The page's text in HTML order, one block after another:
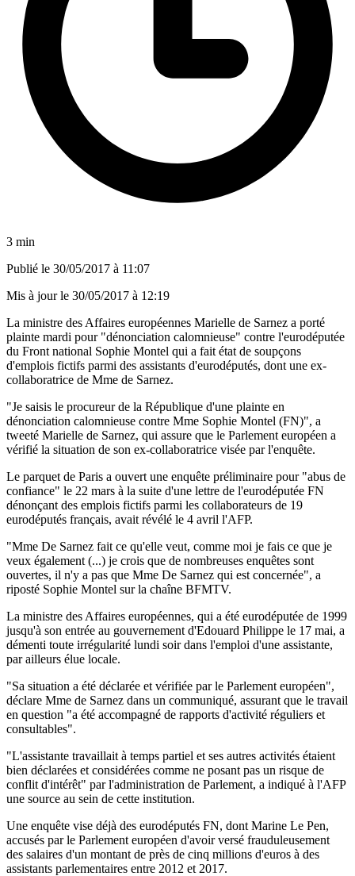
3 min
Publié le 30/05/2017 à 11:07
Mis à jour le 30/05/2017 à 12:19
La ministre des Affaires européennes Marielle de Sarnez a porté
plainte mardi pour "dénonciation calomnieuse" contre l'eurodéputée
du Front national Sophie Montel qui a fait état de soupçons
d'emplois fictifs parmi des assistants d'eurodéputés, dont une ex-
collaboratrice de Mme de Sarnez.
"Je saisis le procureur de la République d'une plainte en
dénonciation calomnieuse contre Mme Sophie Montel (FN)", a
tweeté Marielle de Sarnez, qui assure que le Parlement européen a
vérifié la situation de son ex-collaboratrice visée par l'enquête.
Le parquet de Paris a ouvert une enquête préliminaire pour "abus de
confiance" le 22 mars à la suite d'une lettre de l'eurodéputée FN
dénonçant des emplois fictifs parmi les collaborateurs de 19
eurodéputés français, avait révélé le 4 avril l'AFP.
"Mme De Sarnez fait ce qu'elle veut, comme moi je fais ce que je
veux également (...) je crois que de nombreuses enquêtes sont
ouvertes, il n'y a pas que Mme De Sarnez qui est concernée", a
riposté Sophie Montel sur la chaîne BFMTV.
La ministre des Affaires européennes, qui a été eurodéputée de 1999
jusqu'à son entrée au gouvernement d'Edouard Philippe le 17 mai, a
démenti toute irrégularité lundi soir dans l'emploi d'une assistante,
par ailleurs élue locale.
"Sa situation a été déclarée et vérifiée par le Parlement européen",
déclare Mme de Sarnez dans un communiqué, assurant que le travail
en question "a été accompagné de rapports d'activité réguliers et
consultables".
"L'assistante travaillait à temps partiel et ses autres activités étaient
bien déclarées et considérées comme ne posant pas un risque de
conflit d'intérêt" par l'administration de Parlement, a indiqué à l'AFP
une source au sein de cette institution.
Une enquête vise déjà des eurodéputés FN, dont Marine Le Pen,
accusés par le Parlement européen d'avoir versé frauduleusement
des salaires d'un montant de près de cinq millions d'euros à des
assistants parlementaires entre 2012 et 2017.